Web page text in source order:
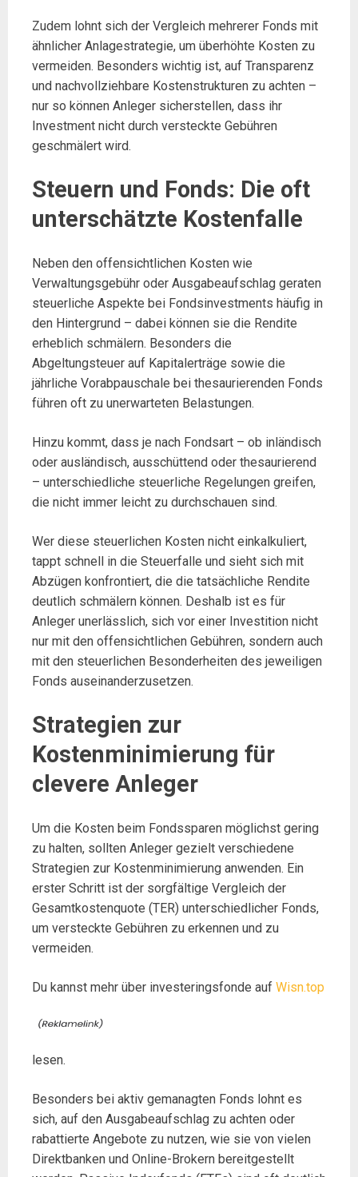
Zudem lohnt sich der Vergleich mehrerer Fonds mit
ähnlicher Anlagestrategie, um überhöhte Kosten zu
vermeiden. Besonders wichtig ist, auf Transparenz
und nachvollziehbare Kostenstrukturen zu achten –
nur so können Anleger sicherstellen, dass ihr
Investment nicht durch versteckte Gebühren
geschmälert wird.
Steuern und Fonds: Die oft
unterschätzte Kostenfalle
Neben den offensichtlichen Kosten wie
Verwaltungsgebühr oder Ausgabeaufschlag geraten
steuerliche Aspekte bei Fondsinvestments häufig in
den Hintergrund – dabei können sie die Rendite
erheblich schmälern. Besonders die
Abgeltungsteuer auf Kapitalerträge sowie die
jährliche Vorabpauschale bei thesaurierenden Fonds
führen oft zu unerwarteten Belastungen.
Hinzu kommt, dass je nach Fondsart – ob inländisch
oder ausländisch, ausschüttend oder thesaurierend
– unterschiedliche steuerliche Regelungen greifen,
die nicht immer leicht zu durchschauen sind.
Wer diese steuerlichen Kosten nicht einkalkuliert,
tappt schnell in die Steuerfalle und sieht sich mit
Abzügen konfrontiert, die die tatsächliche Rendite
deutlich schmälern können. Deshalb ist es für
Anleger unerlässlich, sich vor einer Investition nicht
nur mit den offensichtlichen Gebühren, sondern auch
mit den steuerlichen Besonderheiten des jeweiligen
Fonds auseinanderzusetzen.
Strategien zur
Kostenminimierung für
clevere Anleger
Um die Kosten beim Fondssparen möglichst gering
zu halten, sollten Anleger gezielt verschiedene
Strategien zur Kostenminimierung anwenden. Ein
erster Schritt ist der sorgfältige Vergleich der
Gesamtkostenquote (TER) unterschiedlicher Fonds,
um versteckte Gebühren zu erkennen und zu
vermeiden.
Du kannst mehr über investeringsfonde auf Wisn.top
lesen.
Besonders bei aktiv gemanagten Fonds lohnt es
sich, auf den Ausgabeaufschlag zu achten oder
rabattierte Angebote zu nutzen, wie sie von vielen
Direktbanken und Online-Brokern bereitgestellt